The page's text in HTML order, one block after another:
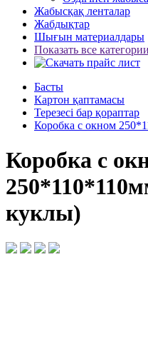
Жабысқақ ленталар
Жабдықтар
Шығын материалдары
Показать все категории
Басты
Картон қаптамасы
Терезесі бар қораптар
Коробка с окном
Коробка с
куклы)